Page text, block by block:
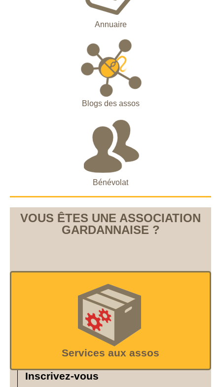
Annuaire
Blogs des assos
Bénévolat
VOUS ÊTES UNE ASSOCIATION
GARDANNAISE ?
Services aux assos
Inscrivez-vous